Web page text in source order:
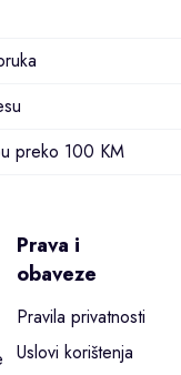
preko 100 KM
Prava i
obaveze
Pravila privatnosti
Uslovi korištenja